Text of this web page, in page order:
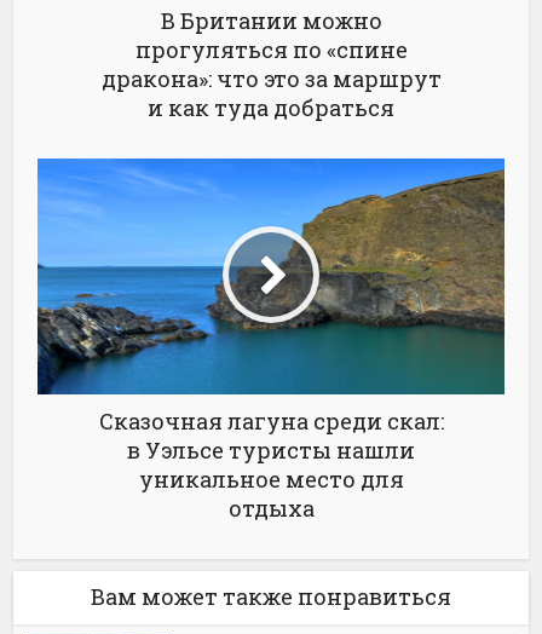
В Британии можно
прогуляться по «спине
дракона»: что это за маршрут
и как туда добраться
Сказочная лагуна среди скал:
в Уэльсе туристы нашли
уникальное место для
отдыха
Вам может также понравиться